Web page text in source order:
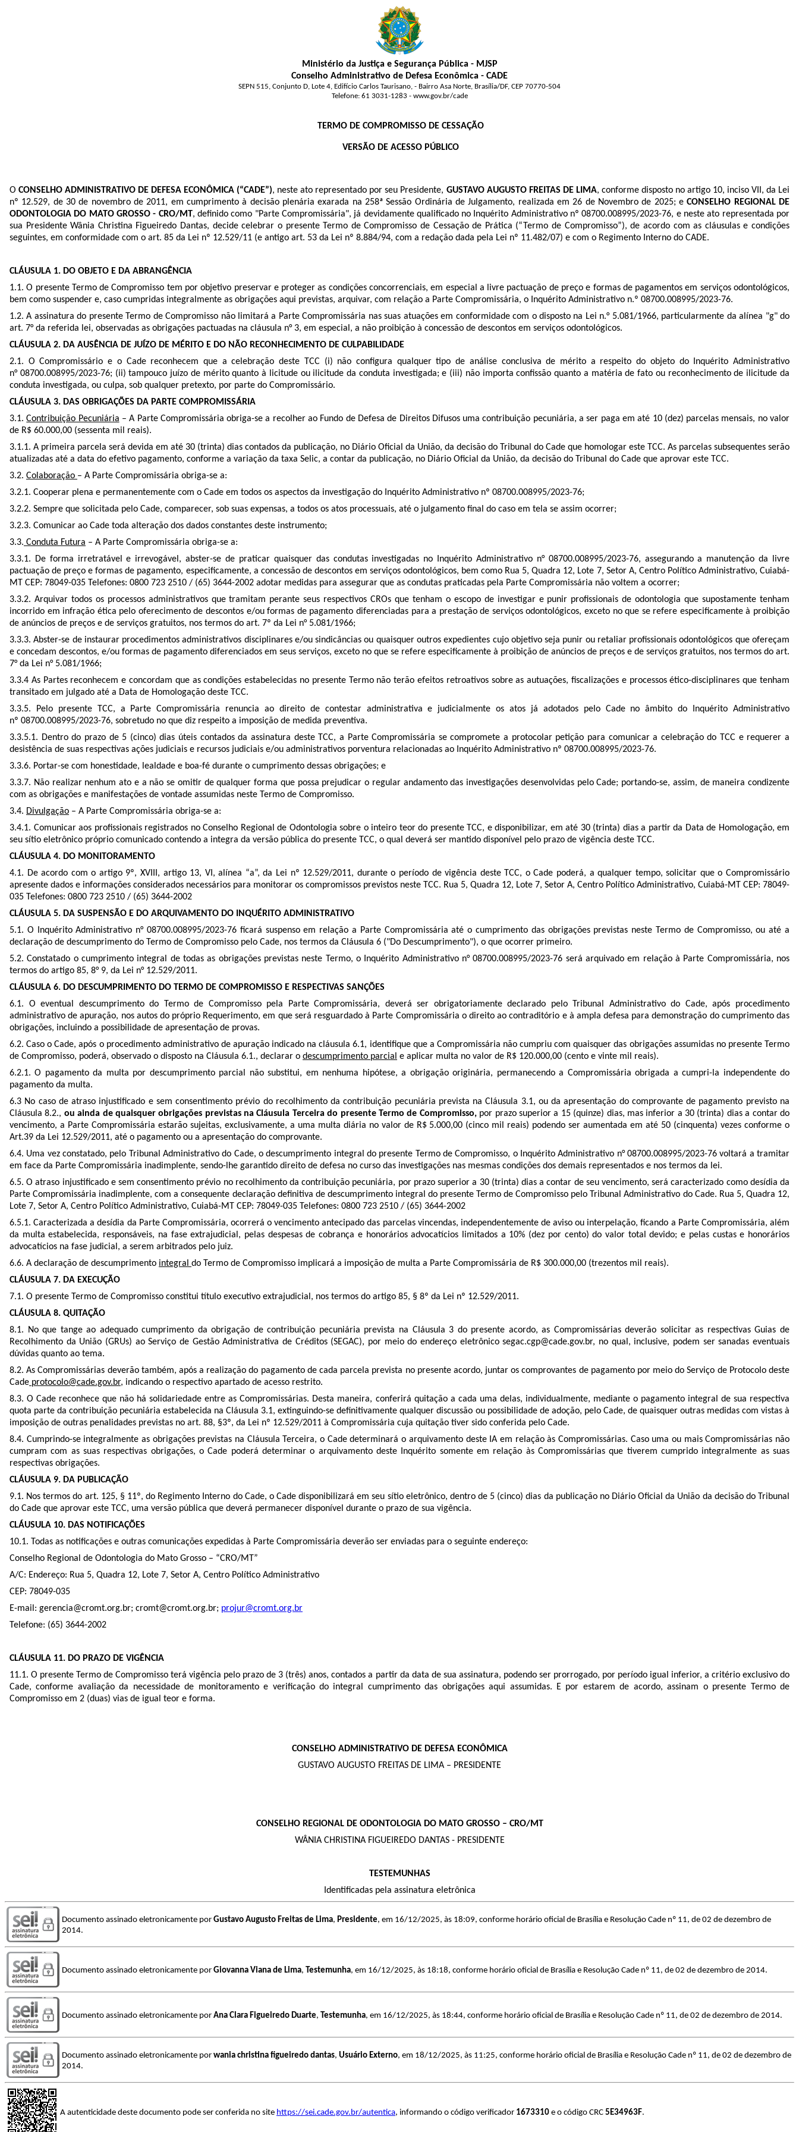
Ministério da Justiça e Segurança Pública - MJSP
Conselho Administrativo de Defesa Econômica - CADE
SEPN 515, Conjunto D, Lote 4, Edifício Carlos Taurisano, - Bairro Asa Norte, Brasília/DF, CEP 70770-504
Telefone: 61 3031-1283 - www.gov.br/cade
TERMO DE COMPROMISSO DE CESSAÇÃO
VERSÃO DE ACESSO PÚBLICO
OCONSELHO ADMINISTRATIVO DE DEFESA ECONÔMICA (“CADE”), neste ato representado por seu Presidente, GUSTAVO AUGUSTO FREITAS DE LIMA, conforme disposto no artigo 10, inciso VII, da Lei
nº 12.529, de 30 de novembro de 2011, em cumprimento à decisão plenária exarada na 258ª Sessão Ordinária de Julgamento, realizada em 26 de Novembro de 2025; eCONSELHO REGIONAL DE
ODONTOLOGIA DO MATO GROSSO - CRO/MT, definido como "Parte Compromissária", já devidamente qualificado no Inquérito Administrativo nº08700.008995/2023-76, e neste ato representada por
sua Presidente Wânia Christina Figueiredo Dantas, decide celebrar o presente Termo de Compromisso de Cessação de Prática (“Termo de Compromisso”), de acordo com as cláusulas e condições
seguintes, em conformidade com o art. 85 da Lei nº 12.529/11 (e antigo art. 53 da Lei nº 8.884/94, com a redação dada pela Lei nº 11.482/07) e com o Regimento Interno do CADE.
CLÁUSULA 1. DO OBJETO E DA ABRANGÊNCIA
1.1. O presente Termo de Compromisso tem por objetivo preservar e proteger as condições concorrenciais, em especial a livre pactuação de preço e formas de pagamentos em serviços odontológicos,
bem como suspender e, caso cumpridas integralmente as obrigações aqui previstas, arquivar, com relação a Parte Compromissária, o Inquérito Administrativo n.º 08700.008995/2023-76.
1.2. A assinatura do presente Termo de Compromisso não limitará a Parte Compromissária nas suas atuações em conformidade com o disposto na Lei n.° 5.081/1966, particularmente da alínea "g" do
art. 7° da referida lei, observadas as obrigações pactuadas na cláusula n° 3, em especial, a não proibição à concessão de descontos em serviços odontológicos.
CLÁUSULA 2. DA AUSÊNCIA DE JUÍZO DE MÉRITO E DO NÃO RECONHECIMENTO DE CULPABILIDADE
2.1. O Compromissário e o Cade reconhecem que a celebração deste TCC (i) não configura qualquer tipo de análise conclusiva de mérito a respeito do objeto do Inquérito Administrativo
n° 08700.008995/2023-76; (ii) tampouco juízo de mérito quanto à licitude ou ilicitude da conduta investigada; e (iii) não importa confissão quanto a matéria de fato ou reconhecimento de ilicitude da
conduta investigada, ou culpa, sob qualquer pretexto, por parte do Compromissário.
CLÁUSULA 3. DAS OBRIGAÇÕES DA PARTE COMPROMISSÁRIA
3.1.Contribuição Pecuniária – A Parte Compromissária obriga-se a recolher ao Fundo de Defesa de Direitos Difusos uma contribuição pecuniária, a ser paga em até 10 (dez) parcelas mensais, no valor
de R$ 60.000,00 (sessenta mil reais).
3.1.1. A primeira parcela será devida em até 30 (trinta) dias contados da publicação, no Diário Oficial da União, da decisão do Tribunal do Cade que homologar este TCC. As parcelas subsequentes serão
atualizadas até a data do efetivo pagamento, conforme a variação da taxa Selic, a contar da publicação, no Diário Oficial da União, da decisão do Tribunal do Cade que aprovar este TCC.
3.2. Colaboração – A Parte Compromissária obriga-se a:
3.2.1. Cooperar plena e permanentemente com o Cade em todos os aspectos da investigação do Inquérito Administrativo nº 08700.008995/2023-76;
3.2.2. Sempre que solicitada pelo Cade, comparecer, sob suas expensas, a todos os atos processuais, até o julgamento final do caso em tela se assim ocorrer;
3.2.3. Comunicar ao Cade toda alteração dos dados constantes deste instrumento;
3.3. Conduta Futura – A Parte Compromissária obriga-se a:
3.3.1. De forma irretratável e irrevogável, abster-se de praticar quaisquer das condutas investigadas no Inquérito Administrativo n° 08700.008995/2023-76, assegurando a manutenção da livre
pactuação de preço e formas de pagamento, especificamente, a concessão de descontos em serviços odontológicos, bem como Rua 5, Quadra 12, Lote 7, Setor A, Centro Político Administrativo, Cuiabá-
MT CEP: 78049-035 Telefones: 0800 723 2510 / (65) 3644-2002 adotar medidas para assegurar que as condutas praticadas pela Parte Compromissária não voltem a ocorrer;
3.3.2. Arquivar todos os processos administrativos que tramitam perante seus respectivos CROs que tenham o escopo de investigar e punir profissionais de odontologia que supostamente tenham
incorrido em infração ética pelo oferecimento de descontos e/ou formas de pagamento diferenciadas para a prestação de serviços odontológicos, exceto no que se refere especificamente à proibição
de anúncios de preços e de serviços gratuitos, nos termos do art. 7º da Lei n° 5.081/1966;
3.3.3. Abster-se de instaurar procedimentos administrativos disciplinares e/ou sindicâncias ou quaisquer outros expedientes cujo objetivo seja punir ou retaliar profissionais odontológicos que ofereçam
e concedam descontos, e/ou formas de pagamento diferenciados em seus serviços, exceto no que se refere especificamente à proibição de anúncios de preços e de serviços gratuitos, nos termos do art.
7° da Lei n° 5.081/1966;
3.3.4 As Partes reconhecem e concordam que as condições estabelecidas no presente Termo não terão efeitos retroativos sobre as autuações, fiscalizações e processos ético-disciplinares que tenham
transitado em julgado até a Data de Homologação deste TCC.
3.3.5. Pelo presente TCC, a Parte Compromissária renuncia ao direito de contestar administrativa e judicialmente os atos já adotados pelo Cade no âmbito do Inquérito Administrativo
nº 08700.008995/2023-76, sobretudo no que diz respeito a imposição de medida preventiva.
3.3.5.1. Dentro do prazo de 5 (cinco) dias úteis contados da assinatura deste TCC, a Parte Compromissária se compromete a protocolar petição para comunicar a celebração do TCC e requerer a
desistência de suas respectivas ações judiciais e recursos judiciais e/ou administrativos porventura relacionadas ao Inquérito Administrativo nº 08700.008995/2023-76.
3.3.6. Portar-se com honestidade, lealdade e boa-fé durante o cumprimento dessas obrigações; e
3.3.7. Não realizar nenhum ato e a não se omitir de qualquer forma que possa prejudicar o regular andamento das investigações desenvolvidas pelo Cade; portando-se, assim, de maneira condizente
com as obrigações e manifestações de vontade assumidas neste Termo de Compromisso.
3.4. Divulgação – A Parte Compromissária obriga-se a:
3.4.1. Comunicar aos profissionais registrados no Conselho Regional de Odontologia sobre o inteiro teor do presente TCC, e disponibilizar, em até 30 (trinta) dias a partir da Data de Homologação, em
seu sítio eletrônico próprio comunicado contendo a integra da versão pública do presente TCC, o qual deverá ser mantido disponível pelo prazo de vigência deste TCC.
CLÁUSULA 4. DO MONITORAMENTO
4.1. De acordo com o artigo 9º, XVIII, artigo 13, VI, alínea “a”, da Lei nº 12.529/2011, durante o período de vigência deste TCC, o Cade poderá, a qualquer tempo, solicitar que o Compromissário
apresente dados e informações considerados necessários para monitorar os compromissos previstos neste TCC. Rua 5, Quadra 12, Lote 7, Setor A, Centro Político Administrativo, Cuiabá-MT CEP: 78049-
035 Telefones: 0800 723 2510 / (65) 3644-2002
CLÁUSULA 5. DA SUSPENSÃO E DO ARQUIVAMENTO DO INQUÉRITO ADMINISTRATIVO
5.1. O Inquérito Administrativo n° 08700.008995/2023-76 ficará suspenso em relação a Parte Compromissária até o cumprimento das obrigações previstas neste Termo de Compromisso, ou até a
declaração de descumprimento do Termo de Compromisso pelo Cade, nos termos da Cláusula 6 ("Do Descumprimento"), o que ocorrer primeiro.
5.2. Constatado o cumprimento integral de todas as obrigações previstas neste Termo, o Inquérito Administrativo n°08700.008995/2023-76 será arquivado em relação à Parte Compromissária, nos
termos do artigo 85, 8° 9, da Lei n° 12.529/2011.
CLÁUSULA 6. DO DESCUMPRIMENTO DO TERMO DE COMPROMISSO E RESPECTIVAS SANÇÕES
6.1. O eventual descumprimento do Termo de Compromisso pela Parte Compromissária, deverá ser obrigatoriamente declarado pelo Tribunal Administrativo do Cade, após procedimento
administrativo de apuração, nos autos do próprio Requerimento, em que será resguardado à Parte Compromissária o direito ao contraditório e à ampla defesa para demonstração do cumprimento das
obrigações, incluindo a possibilidade de apresentação de provas.
6.2. Caso o Cade, após o procedimento administrativo de apuração indicado na cláusula 6.1, identifique que a Compromissária não cumpriu com quaisquer das obrigações assumidas no presente Termo
de Compromisso, poderá, observado o disposto na Cláusula 6.1., declarar o descumprimento parcial e aplicar multa no valor de R$ 120.000,00 (cento e vinte mil reais).
6.2.1. O pagamento da multa por descumprimento parcial não substitui, em nenhuma hipótese, a obrigação originária, permanecendo a Compromissária obrigada a cumpri-la independente do
pagamento da multa.
6.3 No caso de atraso injustificado e sem consentimento prévio do recolhimento da contribuição pecuniária prevista na Cláusula 3.1, ou da apresentação do comprovante de pagamento previsto na
Cláusula 8.2., ou ainda de quaisquer obrigações previstas na Cláusula Terceira do presente Termo de Compromisso,por prazo superior a 15 (quinze) dias, mas inferior a 30 (trinta) dias a contar do
vencimento, a Parte Compromissária estarão sujeitas, exclusivamente, a uma multa diária no valor de R$ 5.000,00 (cinco mil reais) podendo ser aumentada em até 50 (cinquenta) vezes conforme o
Art.39 da Lei 12.529/2011, até o pagamento ou a apresentação do comprovante.
6.4. Uma vez constatado, pelo Tribunal Administrativo do Cade, o descumprimento integral do presente Termo de Compromisso, o Inquérito Administrativo n°08700.008995/2023-76 voltará a tramitar
em face da Parte Compromissária inadimplente, sendo-lhe garantido direito de defesa no curso das investigações nas mesmas condições dos demais representados e nos termos da lei.
6.5. O atraso injustificado e sem consentimento prévio no recolhimento da contribuição pecuniária, por prazo superior a 30 (trinta) dias a contar de seu vencimento, será caracterizado como desídia da
Parte Compromissária inadimplente, com a consequente declaração definitiva de descumprimento integral do presente Termo de Compromisso pelo Tribunal Administrativo do Cade. Rua 5, Quadra 12,
Lote 7, Setor A, Centro Político Administrativo, Cuiabá-MT CEP: 78049-035 Telefones: 0800 723 2510 / (65) 3644-2002
6.5.1. Caracterizada a desídia da Parte Compromissária, ocorrerá o vencimento antecipado das parcelas vincendas, independentemente de aviso ou interpelação, ficando a Parte Compromissária, além
da multa estabelecida, responsáveis, na fase extrajudicial, pelas despesas de cobrança e honorários advocatícios limitados a 10% (dez por cento) do valor total devido; e pelas custas e honorários
advocatícios na fase judicial, a serem arbitrados pelo juiz.
6.6. A declaração de descumprimento integral do Termo de Compromisso implicará a imposição de multa a Parte Compromissária de R$ 300.000,00 (trezentos mil reais).
CLÁUSULA 7. DA EXECUÇÃO
7.1. O presente Termo de Compromisso constitui título executivo extrajudicial, nos termos do artigo 85, § 8º da Lei nº 12.529/2011.
CLÁUSULA 8. QUITAÇÃO
8.1. No que tange ao adequado cumprimento da obrigação de contribuição pecuniária prevista na Cláusula 3 do presente acordo, as Compromissárias deverão solicitar as respectivas Guias de
Recolhimento da União (GRUs) ao Serviço de Gestão Administrativa de Créditos (SEGAC), por meio do endereço eletrônico segac.cgp@cade.gov.br, no qual, inclusive, podem ser sanadas eventuais
dúvidas quanto ao tema.
8.2. As Compromissárias deverão também, após a realização do pagamento de cada parcela prevista no presente acordo, juntar os comprovantes de pagamento por meio do Serviço de Protocolo deste
Cade protocolo@cade.gov.br, indicando o respectivo apartado de acesso restrito.
8.3. O Cade reconhece que não há solidariedade entre as Compromissárias. Desta maneira, conferirá quitação a cada uma delas, individualmente, mediante o pagamento integral de sua respectiva
quota parte da contribuição pecuniária estabelecida na Cláusula 3.1, extinguindo-se definitivamente qualquer discussão ou possibilidade de adoção, pelo Cade, de quaisquer outras medidas com vistas à
imposição de outras penalidades previstas no art. 88, §3º, da Lei nº 12.529/2011 à Compromissária cuja quitação tiver sido conferida pelo Cade.
8.4. Cumprindo-se integralmente as obrigações previstas na Cláusula Terceira, o Cade determinará o arquivamento deste IA em relação às Compromissárias. Caso uma ou mais Compromissárias não
cumpram com as suas respectivas obrigações, o Cade poderá determinar o arquivamento deste Inquérito somente em relação às Compromissárias que tiverem cumprido integralmente as suas
respectivas obrigações.
CLÁUSULA 9. DA PUBLICAÇÃO
9.1. Nos termos do art. 125, § 11º, do Regimento Interno do Cade, o Cade disponibilizará em seu sítio eletrônico, dentro de 5 (cinco) dias da publicação no Diário Oficial da União da decisão do Tribunal
do Cade que aprovar este TCC, uma versão pública que deverá permanecer disponível durante o prazo de sua vigência.
CLÁUSULA 10. DAS NOTIFICAÇÕES
10.1. Todas as notificações e outras comunicações expedidas à Parte Compromissária deverão ser enviadas para o seguinte endereço:
Conselho Regional de Odontologia do Mato Grosso – “CRO/MT”
A/C: Endereço: Rua 5, Quadra 12, Lote 7, Setor A, Centro Político Administrativo
CEP: 78049-035
E-mail: gerencia@cromt.org.br; cromt@cromt.org.br; projur@cromt.org.br
Telefone: (65) 3644-2002
CLÁUSULA 11. DO PRAZO DE VIGÊNCIA
11.1. O presente Termo de Compromisso terá vigência pelo prazo de 3 (três) anos, contados a partir da data de sua assinatura, podendo ser prorrogado, por período igual inferior, a critério exclusivo do
Cade, conforme avaliação da necessidade de monitoramento e verificação do integral cumprimento das obrigações aqui assumidas. E por estarem de acordo, assinam o presente Termo de
Compromisso em 2 (duas) vias de igual teor e forma.
CONSELHO ADMINISTRATIVO DE DEFESA ECONÔMICA
GUSTAVO AUGUSTO FREITAS DE LIMA – PRESIDENTE
CONSELHO REGIONAL DE ODONTOLOGIA DO MATO GROSSO – CRO/MT
WÂNIA CHRISTINA FIGUEIREDO DANTAS - PRESIDENTE
TESTEMUNHAS
Identificadas pela assinatura eletrônica
Documento assinado eletronicamente por Gustavo Augusto Freitas de Lima, Presidente, em 16/12/2025, às 18:09, conforme horário oficial de Brasília e Resolução Cade nº 11, de 02 de dezembro de
2014.
Documento assinado eletronicamente por Giovanna Viana de Lima, Testemunha, em 16/12/2025, às 18:18, conforme horário oficial de Brasília e Resolução Cade nº 11, de 02 de dezembro de 2014.
Documento assinado eletronicamente por Ana Clara Figueiredo Duarte, Testemunha, em 16/12/2025, às 18:44, conforme horário oficial de Brasília e Resolução Cade nº 11, de 02 de dezembro de 2014.
Documento assinado eletronicamente por wania christina figueiredo dantas, Usuário Externo, em 18/12/2025, às 11:25, conforme horário oficial de Brasília e Resolução Cade nº 11, de 02 de dezembro de
2014.
A autenticidade deste documento pode ser conferida no site https://sei.cade.gov.br/autentica, informando o código verificador 1673310 e o código CRC 5E34963F.